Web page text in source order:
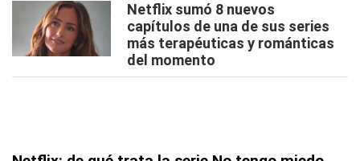
Netflix sumó 8 nuevos
capítulos de una de sus series
más terapéuticas y románticas
del momento